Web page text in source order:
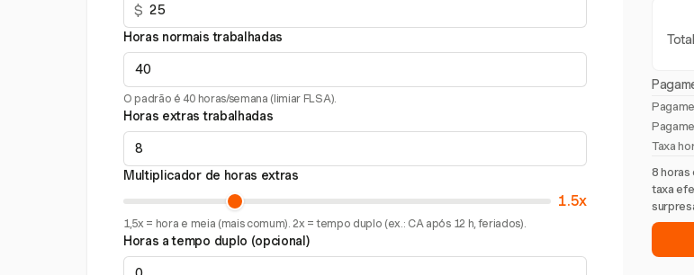
$
Horas normais trabalhadas
O padrão é 40 horas/semana (limiar FLSA).
Horas extras trabalhadas
Multiplicador de horas extras
1.5x
1,5x = hora e meia (mais comum). 2x = tempo duplo (ex.: CA após 12 h, feriados).
Horas a tempo duplo (opcional)
Taxa
8 horas
taxa